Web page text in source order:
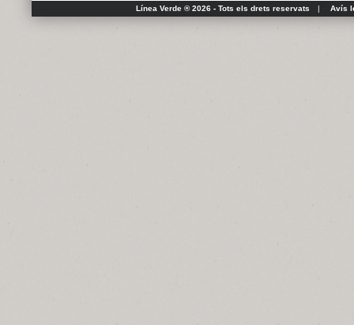
Línea Verde ® 2026 - Tots els drets reservats | Avís